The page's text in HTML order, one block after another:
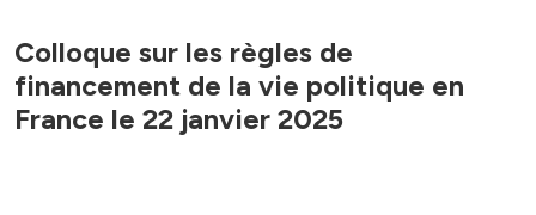
Colloque sur les règles de
financement de la vie politique en
France le 22 janvier 2025